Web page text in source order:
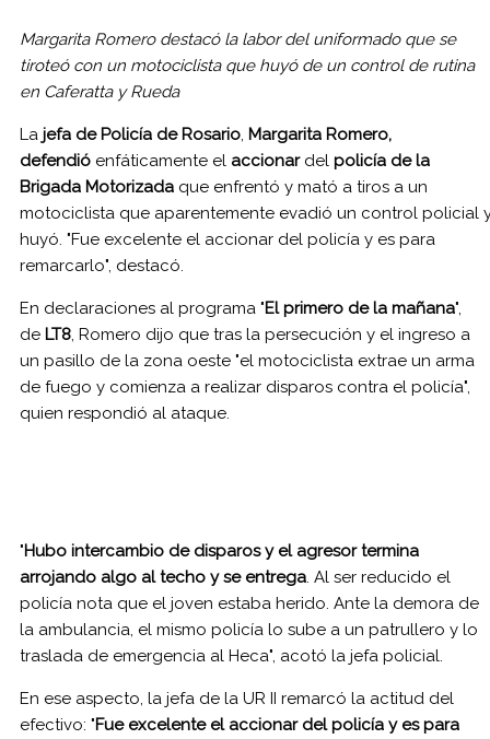
Margarita Romero destacó la labor del uniformado que se
tiroteó con un motociclista que huyó de un control de rutina
en Caferatta y Rueda
La jefa de Policía de Rosario, Margarita Romero,
defendió enfáticamente el accionardel policía de la
Brigada Motorizada que enfrentó y mató a tiros a un
motociclista que aparentemente evadió un control policial
huyó. "Fue excelente el accionar del policía y es para
remarcarlo", destacó.
En declaraciones al programa "El primero de la mañana",
de LT8, Romero dijo que tras la persecución y el ingreso a
un pasillo de la zona oeste "el motociclista extrae un arma
de fuego y comienza a realizar disparos contra el policía",
quien respondió al ataque.
"Hubo intercambio de disparos y el agresor termina
arrojando algo al techo y se entrega. Al ser reducido el
policía nota que el joven estaba herido. Ante la demora de
la ambulancia, el mismo policía lo sube a un patrullero y lo
traslada de emergencia al Heca", acotó la jefa policial.
En ese aspecto, la jefa de la UR II remarcó la actitud del
efectivo: "Fue excelente el accionar del policía y es para